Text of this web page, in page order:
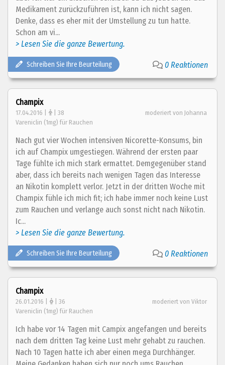
Medikament zurückzuführen ist, kann ich nicht sagen.
Denke, dass es eher mit der Umstellung zu tun hatte.
Schon am vi...
> Lesen Sie die ganze Bewertung.
Schreiben Sie Ihre Beurteilung 0 Reaktionen
Champix
17.04.2016 | | 38
moderiert von Johanna
Vareniclin (1mg) für Rauchen
Nach gut vier Wochen intensiven Nicorette-Konsums, bin
ich auf Champix umgestiegen. Während der ersten paar
Tage fühlte ich mich stark ermattet. Demgegenüber stand
aber, dass ich bereits nach wenigen Tagen das Interesse
an Nikotin komplett verlor. Jetzt in der dritten Woche mit
Champix fühle ich mich fit; ich habe immer noch keine Lust
zum Rauchen und verlange auch sonst nicht nach Nikotin.
Ic...
> Lesen Sie die ganze Bewertung.
Schreiben Sie Ihre Beurteilung 0 Reaktionen
Champix
26.01.2016 | | 36
moderiert von Viktor
Vareniclin (1mg) für Rauchen
Ich habe vor 14 Tagen mit Campix angefangen und bereits
nach dem dritten Tag keine Lust mehr gehabt zu rauchen.
Nach 10 Tagen hatte ich aber einen mega Durchhänger.